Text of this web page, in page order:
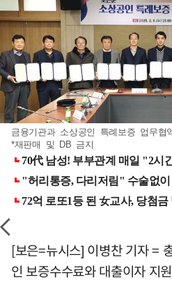
금융기관과 소상공인 특례보증 업무협
*재판매 및 DB 금지
[보은=뉴시스] 이병찬 기자 =
인 보증수수료와 대출이자 지